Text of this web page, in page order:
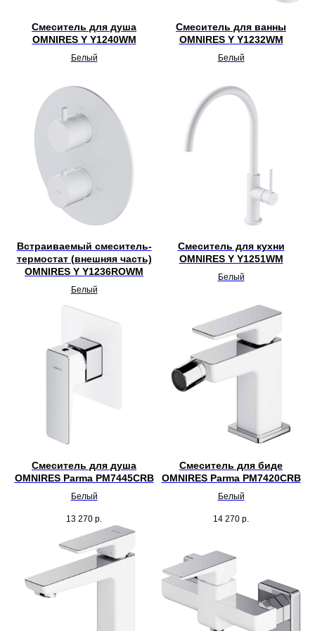
Смеситель для душа
OMNIRES Y Y1240WM
Белый
Смеситель для ванны
OMNIRES Y Y1232WM
Белый
Встраиваемый смеситель-
термостат (внешняя часть)
OMNIRES Y Y1236ROWM
Белый
Смеситель для кухни
OMNIRES Y Y1251WM
Белый
Смеситель для душа
OMNIRES Parma PM7445CRB
Белый
13 270 р.
Смеситель для биде
OMNIRES Parma PM7420CRB
Белый
14 270 р.